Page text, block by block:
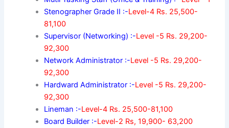
Stenographer Grade II :-Level-4 Rs. 25,500-
81,100
Supervisor (Networking) :-Level -5 Rs. 29,200-
92,300
Network Administrator :-Level -5 Rs. 29,200-
92,300
Hardward Administrator :-Level -5 Rs. 29,200-
92,300
Lineman :-Level-4 Rs. 25,500-81,100
Board Builder :-Level-2 Rs, 19,900- 63,200